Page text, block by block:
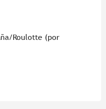
Roulotte (por